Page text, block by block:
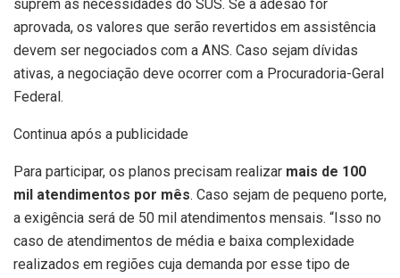
suprem as necessidades do SUS. Se a adesão for
aprovada, os valores que serão revertidos em assistência
devem ser negociados com a ANS. Caso sejam dívidas
ativas, a negociação deve ocorrer com a Procuradoria-Geral
Federal.
Continua após a publicidade
Para participar, os planos precisam realizar mais de 100
mil atendimentos por mês. Caso sejam de pequeno porte,
a exigência será de 50 mil atendimentos mensais. “Isso no
caso de atendimentos de média e baixa complexidade
realizados em regiões cuja demanda por esse tipo de